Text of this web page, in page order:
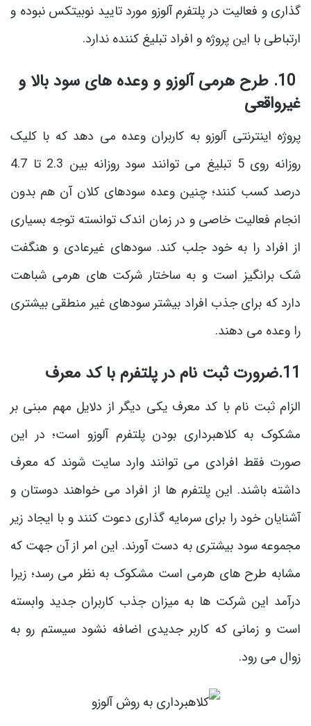
گذاری و فعالیت در پلتفرم آلوزو مورد تایید نوبیتکس نبوده و
ارتباطی با این پروژه و افراد تبلیغ کننده ندارد.
10. طرح هرمی آلوزو و وعده ‌های سود بالا و
غیرواقعی
پروژه اینترنتی آلوزو به کاربران وعده می دهد که با کلیک
روزانه روی 5 تبلیغ می توانند سود روزانه بین 2.3 تا 4.7
درصد کسب کنند؛ چنین وعده سودهای کلان آن هم بدون
انجام فعالیت خاصی و در زمان اندک توانسته توجه بسیاری
از افراد را به خود جلب کند. سودهای غیرعادی و هنگفت
شک برانگیز است و به ساختار شرکت های هرمی شباهت
دارد که برای جذب افراد بیشتر سودهای غیر منطقی بیشتری
را وعده می دهند.
11.ضرورت ثبت‌ نام در پلتفرم با کد معرف
الزام ثبت ‌نام با کد معرف یکی دیگر از دلایل مهم مبنی بر
مشکوک به کلاهبرداری بودن پلتفرم آلوزو است؛ در این
صورت فقط افرادی می توانند وارد سایت شوند که معرف
داشته باشند. این پلتفرم ها از افراد می خواهند دوستان و
آشنایان خود را برای سرمایه گذاری دعوت کنند و با ایجاد زیر
مجموعه سود بیشتری به دست آورند. این امر از آن جهت که
مشابه طرح های هرمی است مشکوک به نظر می رسد؛ زیرا
درآمد این شرکت ها به میزان جذب کاربران جدید وابسته
است و زمانی که کاربر جدیدی اضافه نشود سیستم رو به
زوال می رود.